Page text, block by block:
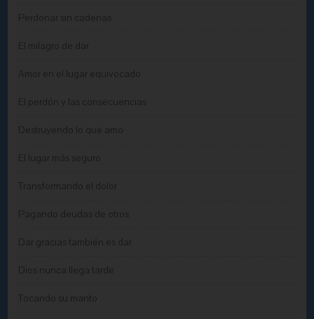
Perdonar sin cadenas
El milagro de dar
Amor en el lugar equivocado
El perdón y las consecuencias
Destruyendo lo que amo
El lugar más seguro
Transformando el dolor
Pagando deudas de otros
Dar gracias también es dar
Dios nunca llega tarde
Tocando su manto